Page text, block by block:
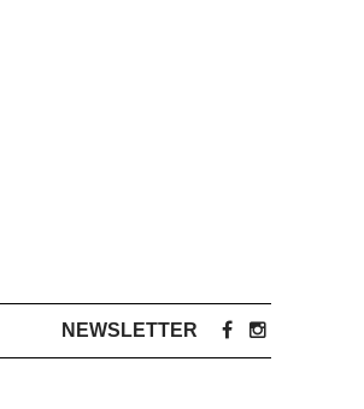
NEWSLETTER